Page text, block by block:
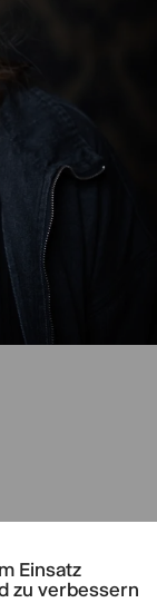
Einsatz
zu verbessern